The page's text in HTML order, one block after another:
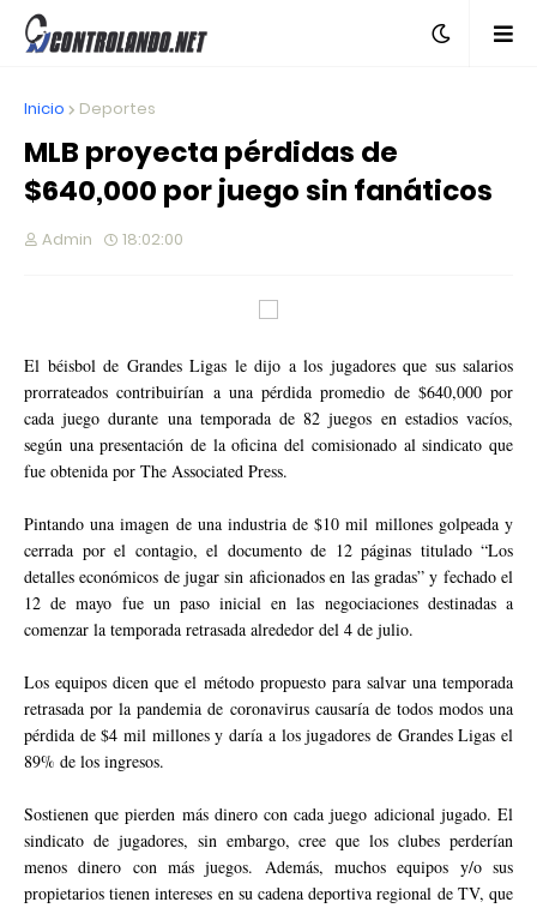
Inicio Deportes
MLB proyecta pérdidas de
$640,000 por juego sin fanáticos
Admin 18:02:00
El béisbol de Grandes Ligas le dijo a los jugadores que sus salarios
prorrateados contribuirían a una pérdida promedio de $640,000 por
cada juego durante una temporada de 82 juegos en estadios vacíos,
según una presentación de la oficina del comisionado al sindicato que
fue obtenida por The Associated Press.
Pintando una imagen de una industria de $10 mil millones golpeada y
cerrada por el contagio, el documento de 12 páginas titulado “Los
detalles económicos de jugar sin aficionados en las gradas” y fechado el
12 de mayo fue un paso inicial en las negociaciones destinadas a
comenzar la temporada retrasada alrededor del 4 de julio.
Los equipos dicen que el método propuesto para salvar una temporada
retrasada por la pandemia de coronavirus causaría de todos modos una
pérdida de $4 mil millones y daría a los jugadores de Grandes Ligas el
89% de los ingresos.
Sostienen que pierden más dinero con cada juego adicional jugado. El
sindicato de jugadores, sin embargo, cree que los clubes perderían
menos dinero con más juegos. Además, muchos equipos y/o sus
propietarios tienen intereses en su cadena deportiva regional de TV, que